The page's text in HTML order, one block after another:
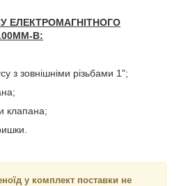
ЕЛЕКТРОМАГНІТНОГО
B:
з зовнішніми різьбами 1";
клапана;
у комплект поставки не